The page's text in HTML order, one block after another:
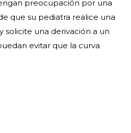
preocupación por una
que su pediatra realice una
solicite una derivación a un
evitar que la curva